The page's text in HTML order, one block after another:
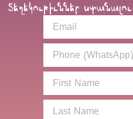
Տեղեկութիւններ